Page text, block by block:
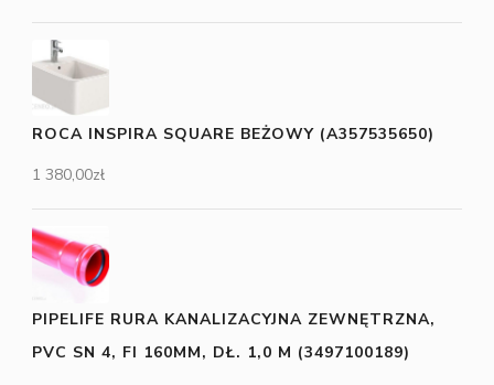
ROCA INSPIRA SQUARE BEŻOWY (A357535650)
1 380,00zł
PIPELIFE RURA KANALIZACYJNA ZEWNĘTRZNA,
PVC SN 4, FI 160MM, DŁ. 1,0 M (3497100189)